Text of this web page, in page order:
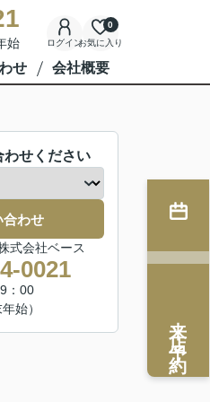
始 ログインお気に入り
0
せ 会社概要
わせください
合わせ
式会社ベース
0021
：00
始）
来店予約